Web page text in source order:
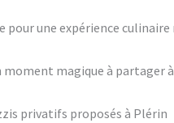
pour une expérience
moment magique à partager
privatifs proposés à Plérin